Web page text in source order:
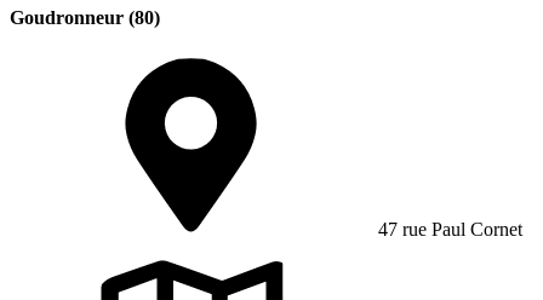
Goudronneur (80)
47 rue Paul Cornet